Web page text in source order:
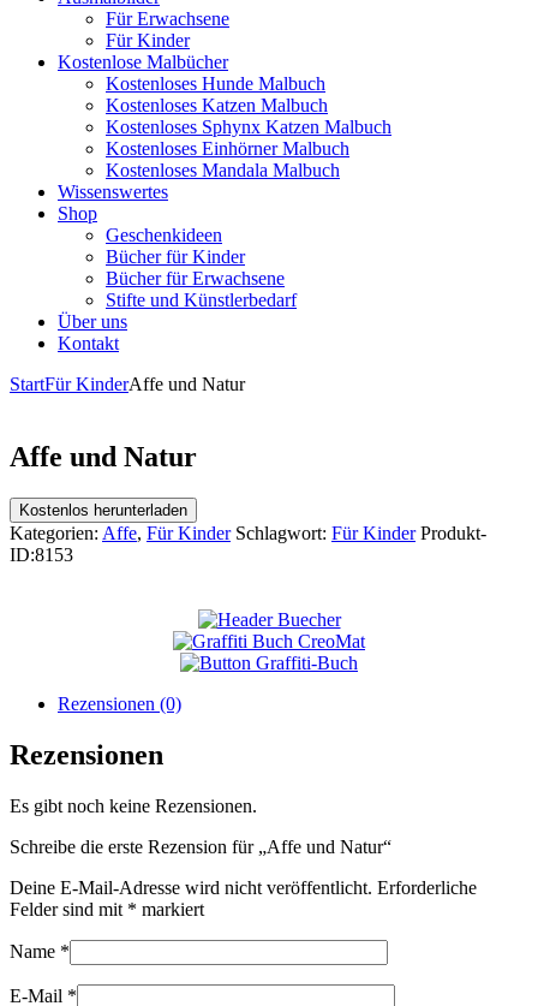
Für Erwachsene
Für Kinder
Kostenlose Malbücher
Kostenloses Hunde Malbuch
Kostenloses Katzen Malbuch
Kostenloses Sphynx Katzen Malbuch
Kostenloses Einhörner Malbuch
Kostenloses Mandala Malbuch
Wissenswertes
Shop
Geschenkideen
Bücher für Kinder
Bücher für Erwachsene
Stifte und Künstlerbedarf
Über uns
Kontakt
StartFür KinderAffe und Natur
Affe und Natur
Kostenlos herunterladen
Kategorien: Affe, Für Kinder Schlagwort: Für Kinder Produkt-
ID:8153
Rezensionen (0)
Rezensionen
Es gibt noch keine Rezensionen.
Schreibe die erste Rezension für „Affe und Natur“
Deine E-Mail-Adresse wird nicht veröffentlicht. Erforderliche
Felder sind mit * markiert
Name *
E-Mail *